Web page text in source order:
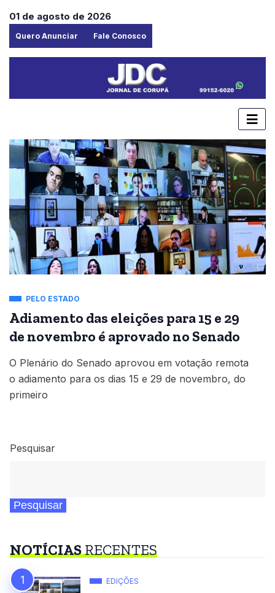
01 de agosto de 2026
Quero Anunciar Fale Conosco
PELO ESTADO
Adiamento das eleições para 15 e 29
de novembro é aprovado no Senado
O Plenário do Senado aprovou em votação remota
o adiamento para os dias 15 e 29 de novembro, do
primeiro
Pesquisar
Pesquisar
NOTÍCIASRECENTES
EDIÇÕES